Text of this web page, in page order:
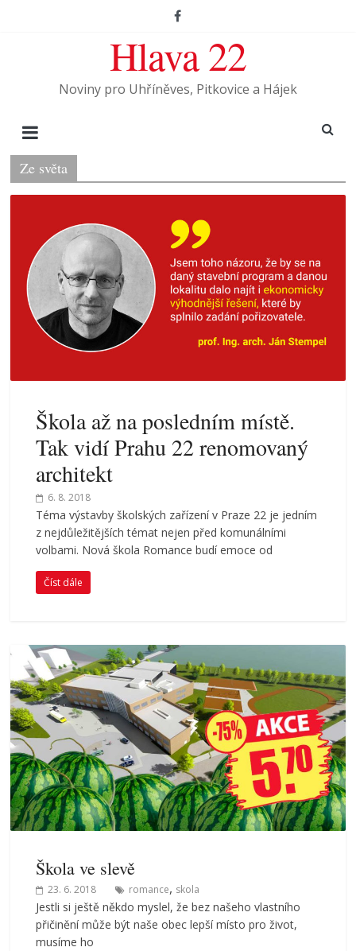
Hlava 22
Noviny pro Uhříněves, Pitkovice a Hájek
Ze světa
Škola až na posledním místě.
Tak vidí Prahu 22 renomovaný
architekt
6. 8. 2018
Téma výstavby školských zařízení v Praze 22 je jedním
z nejdůležitějších témat nejen před komunálními
volbami. Nová škola Romance budí emoce od
Číst dále
Škola ve slevě
23. 6. 2018 romance, skola
Jestli si ještě někdo myslel, že bez našeho vlastního
přičinění může být naše obec lepší místo pro život,
musíme ho